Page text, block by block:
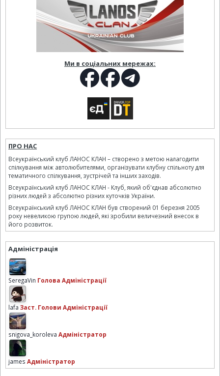
Ми в соціальних мережах:
ПРО НАС
Всеукраїнський клуб ЛАНОС КЛАН – створено з метою налагодити
спілкування між автолюбителями, організувати клубну спільноту для
тематичного спілкування, зустрічей та інших заходів.
Всеукраїнський клуб ЛАНОС КЛАН - Клуб, який об'єднав абсолютно
різних людей з абсолютно різних куточків України.
Всеукраїнський клуб ЛАНОС КЛАН був створений 01 березня 2005
року невеликою групою людей, які зробили величезний внесок в
його розвиток.
Адміністрація
SeregaVin Голова Адміністрації
lafa Заст. Голови Адміністрації
snigova_koroleva Адміністратор
james Адміністратор